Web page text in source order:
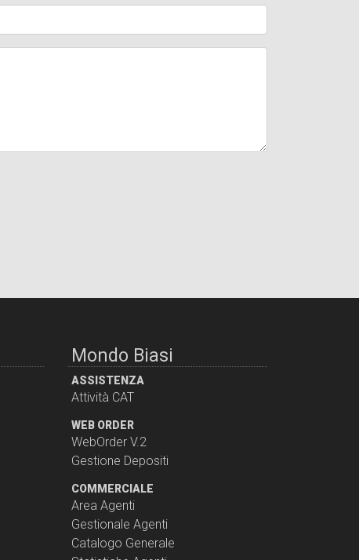
Mondo Biasi
ASSISTENZA
Attività CAT
WEB ORDER
WebOrder V.2
Gestione Depositi
COMMERCIALE
Area Agenti
Gestionale Agenti
Catalogo Generale